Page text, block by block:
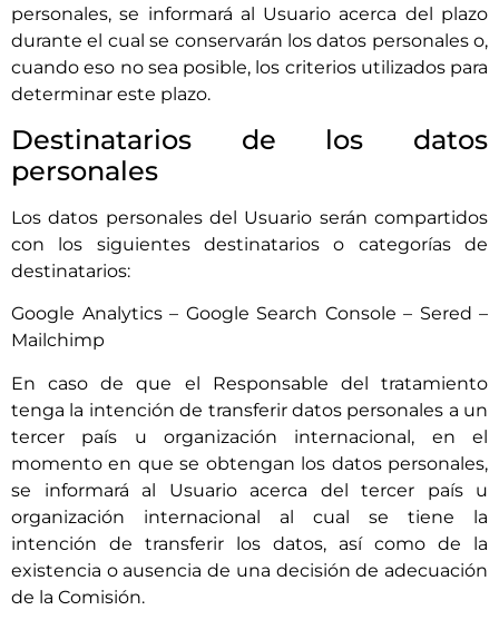
personales, se informará al Usuario acerca del plazo
durante el cual se conservarán los datos personales o,
cuando eso no sea posible, los criterios utilizados para
determinar este plazo.
Destinatarios de los datos
personales
Los datos personales del Usuario serán compartidos
con los siguientes destinatarios o categorías de
destinatarios:
Google Analytics – Google Search Console – Sered –
Mailchimp
En caso de que el Responsable del tratamiento
tenga la intención de transferir datos personales a un
tercer país u organización internacional, en el
momento en que se obtengan los datos personales,
se informará al Usuario acerca del tercer país u
organización internacional al cual se tiene la
intención de transferir los datos, así como de la
existencia o ausencia de una decisión de adecuación
de la Comisión.